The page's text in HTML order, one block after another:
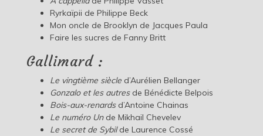
Ryrkaïpii de Philippe Beck
Mon oncle de Brooklyn de Jacques Paula
Faire les sucres de Fanny Britt
Gallimard :
Le vingtième siècled’Aurélien Bellanger
Gonzalo et les autresde Bénédicte Belpois
Bois-aux-renardsd’Antoine Chainas
Le numéro Unde Mikhail Chevelev
Le secret de Sybilde Laurence Cossé